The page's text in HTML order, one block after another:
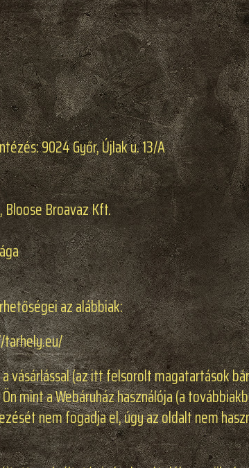
9024 Győr, Újlak u. 13/A
Bloose Broavaz Kft.
az alábbiak:
tarhely.eu/
vásárlással (az itt felsorolt magatartások
mint a Webáruház használója (a
nem fogadja el, úgy az oldalt nem